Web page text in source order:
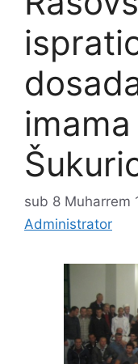
sub 8 Muharrem
Administrator